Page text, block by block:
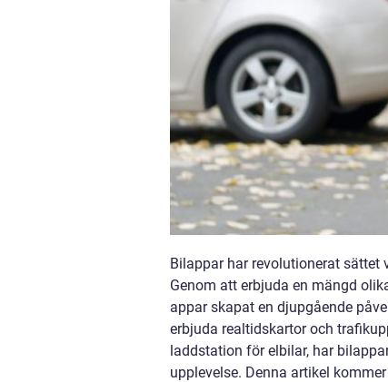
Bilappar har revolutionerat sättet
Genom att erbjuda en mängd
appar skapat en djupgående
erbjuda realtidskartor och
laddstation för elbilar, har
upplevelse. Denna artikel